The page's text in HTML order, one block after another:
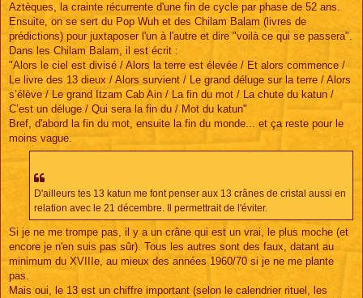
Aztèques, la crainte récurrente d'une fin de cycle par phase de 52 ans.
Ensuite, on se sert du Pop Wuh et des Chilam Balam (livres de
prédictions) pour juxtaposer l'un à l'autre et dire "voilà ce qui se passera".
Dans les Chilam Balam, il est écrit :
"Alors le ciel est divisé / Alors la terre est élevée / Et alors commence /
Le livre des 13 dieux / Alors survient / Le grand déluge sur la terre / Alors
s’élève / Le grand Itzam Cab Ain / La fin du mot / La chute du katun /
C’est un déluge / Qui sera la fin du / Mot du katun"
Bref, d'abord la fin du mot, ensuite la fin du monde... et ça reste pour le
moins vague.
D'ailleurs tes 13 katun me font penser aux 13 crânes de cristal aussi en
relation avec le 21 décembre. Il permettrait de l'éviter.
Si je ne me trompe pas, il y a un crâne qui est un vrai, le plus moche (et
encore je n'en suis pas sûr). Tous les autres sont des faux, datant au
minimum du XVIIIe, au mieux des années 1960/70 si je ne me plante
pas.
Mais oui, le 13 est un chiffre important (selon le calendrier rituel, les